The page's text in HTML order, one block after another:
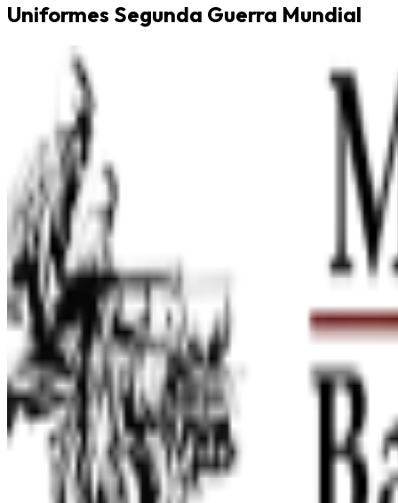
Uniformes Segunda Guerra Mundial